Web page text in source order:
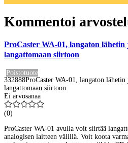
Kommentoi
ProCaster WA-01, langaton
langattomaan siirtoon
Poistotuote
332888ProCaster WA-01, langaton
langattomaan siirtoon
Ei arvosanaa
(0)
ProCaster WA-01 avulla voit siirtää
analogisen laitteen välillä. Voit koota